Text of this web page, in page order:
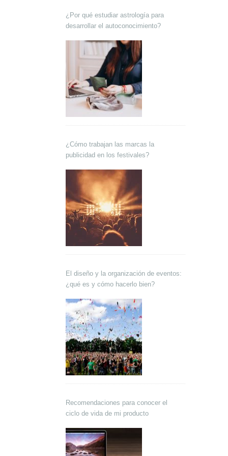
¿Por qué estudiar astrología para
desarrollar el autoconocimiento?
¿Cómo trabajan las marcas la
publicidad en los festivales?
El diseño y la organización de eventos:
¿qué es y cómo hacerlo bien?
Recomendaciones para conocer el
ciclo de vida de mi producto